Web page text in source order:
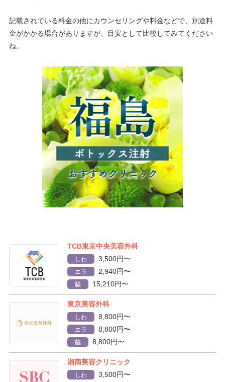
記載されている料金の他にカウンセリングや料金などで、別途料
金がかかる場合がありますが、目安として比較してみてください
ね。
TCB東京中央美容外科
しわ 3,500円〜
エラ 2,940円〜
脇 15,210円〜
東京美容外科
しわ 8,800円〜
エラ 8,800円〜
脇 8,800円〜
湘南美容クリニック
しわ 3,500円〜